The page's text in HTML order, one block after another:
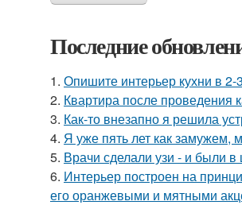
Последние
1. Опишите интерьер кухни в 2-
2. Квартира после проведения
3. Как-то внезапно я решила
4. Я уже пять лет как замужем,
5. Врачи сделали узи - и были в
6. Интерьер построен на
его оранжевыми и мятными